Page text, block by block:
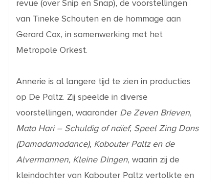
revue (over Snip en Snap), de voorstellingen
van Tineke Schouten en de hommage aan
Gerard Cox, in samenwerking met het
Metropole Orkest.
Annerie is al langere tijd te zien in producties
op De Paltz. Zij speelde in diverse
voorstellingen, waaronder De Zeven Brieven,
Mata Hari – Schuldig of naïef, Speel Zing Dans
(Damadamadance), Kabouter Paltz en de
Alvermannen, Kleine Dingen, waarin zij de
kleindochter van Kabouter Paltz vertolkte en